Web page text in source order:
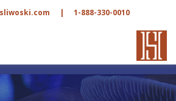
1-888-330-0010
|